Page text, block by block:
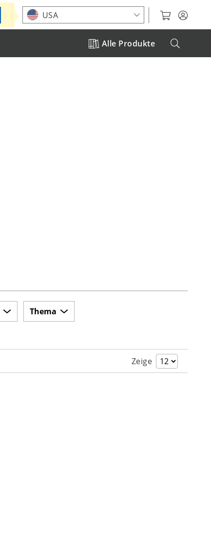
Standort auswählen
Alle Produkte
USA
Thema
Zeige